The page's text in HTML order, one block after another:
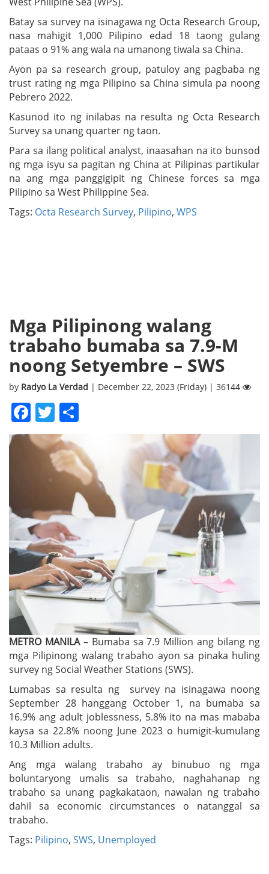
Batay sa survey na isinagawa ng Octa Research Group,
nasa mahigit 1,000 Pilipino edad 18 taong gulang
pataas o 91% ang wala na umanong tiwala sa China.
Ayon pa sa research group, patuloy ang pagbaba ng
trust rating ng mga Pilipino sa China simula pa noong
Pebrero 2022.
Kasunod ito ng inilabas na resulta ng Octa Research
Survey sa unang quarter ng taon.
Para sa ilang political analyst, inaasahan na ito bunsod
ng mga isyu sa pagitan ng China at Pilipinas partikular
na ang mga panggigipit ng Chinese forces sa mga
Pilipino sa West Philippine Sea.
Tags: Octa Research Survey, Pilipino, WPS
Mga Pilipinong walang
trabaho bumaba sa 7.9-M
noong Setyembre – SWS
by Radyo La Verdad | December 22, 2023 (Friday) | 36144
Facebook
Twitter
METRO MANILA – Bumaba sa 7.9 Million ang bilang ng
mga Pilipinong walang trabaho ayon sa pinaka huling
survey ng Social Weather Stations (SWS).
Lumabas sa resulta ng survey na isinagawa noong
September 28 hanggang October 1, na bumaba sa
16.9% ang adult joblessness, 5.8% ito na mas mababa
kaysa sa 22.8% noong June 2023 o humigit-kumulang
10.3 Million adults.
Ang mga walang trabaho ay binubuo ng mga
boluntaryong umalis sa trabaho, naghahanap ng
trabaho sa unang pagkakataon, nawalan ng trabaho
dahil sa economic circumstances o natanggal sa
trabaho.
Tags: Pilipino, SWS, Unemployed